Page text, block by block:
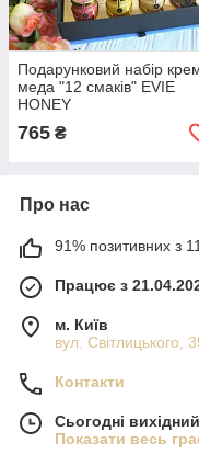
Подарунковий набір
меда "12 смаків" EVIE
HONEY
765 ₴
Про нас
91% позитивних з 11
Працює з
м. Київ
вул. Світлицького,
Контакти
Сьогодні вихідний
Показати весь